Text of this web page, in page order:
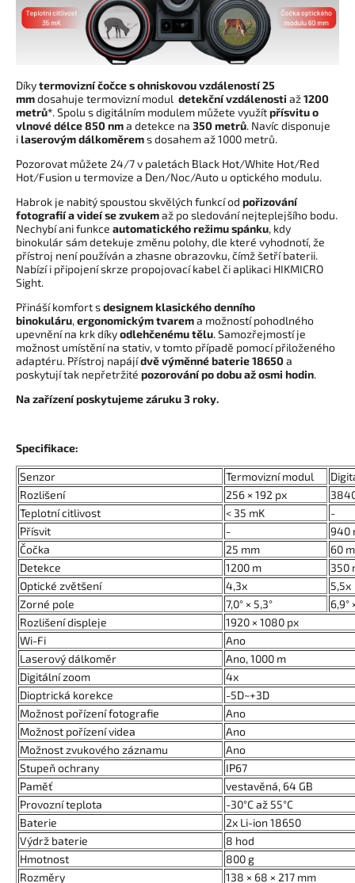
Díkytermovizní čočces ohniskovou vzdáleností 25
mmdosahuje termovizní modul detekční vzdálenosti až1200
metrů*.Spolu s digitálním modulem můžete využítpřísvituo
vlnové délce 850 nma detekce na 350 metrů. Navíc disponuje
ilaserovým dálkoměrems dosahem až 1000 metrů.
Pozorovat můžete 24/7 v paletách Black Hot/White Hot/Red
Hot/Fusion u termovize a Den/Noc/Auto u optického modulu.
Habrok je nabitý spoustou skvělých funkcí od pořizování
fotografií a videí se zvukemaž po sledování nejteplejšího bodu.
Nechybí ani funkce automatického režimu spánku, kdy
binokulár sám detekuje změnu polohy, dle které vyhodnotí, že
přístroj není používán a zhasne obrazovku, čímž šetří baterii.
Nabízí i připojení skrze propojovací kabel či aplikaci HIKMICRO
Sight.
Přináší komfort sdesignem klasického denního
binokuláru,ergonomickým tvarema možností pohodlného
upevnění na krk díkyodlehčenému tělu. Samozřejmostí je
možnost umístění na stativ, v tomto případě pomocí přiloženého
adaptéru. Přístroj napájídvě výměnné baterie 18650a
poskytují tak nepřetržité pozorování po dobu až osmi hodin.
Na zařízení poskytujeme záruku 3 roky.
Specifikace:
Senzor Termovizní modul
Rozlišení
256 × 192 px
Teplotní citlivost
< 35 mK
-
Přísvit
-
940
Čočka
25 mm
60
Detekce
1200 m
350
Optické zvětšení
4,3x
5,5x
Zorné pole
7,0° × 5,3°
6,9°
Rozlišení displeje
1920 × 1080 px
Wi-Fi
Ano
Laserový dálkoměr
Ano, 1000 m
Digitální zoom
4x
Dioptrická korekce
-5D~+3D
Možnost pořízení fotografie
Ano
Možnost pořízení videa
Ano
Možnost zvukového záznamu
Ano
Stupeň ochrany
IP67
Paměť
vestavěná, 64 GB
Provozní teplota
-30°C až 55°C
Baterie
2x Li-ion 18650
Výdrž baterie
8 hod
Hmotnost
800 g
Rozměry
138 × 68 × 217 mm